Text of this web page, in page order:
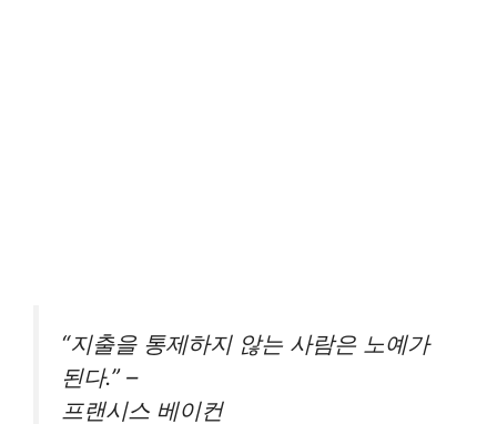
“지출을 통제하지 않는 사람은 노예가
된다.” –
프랜시스 베이컨